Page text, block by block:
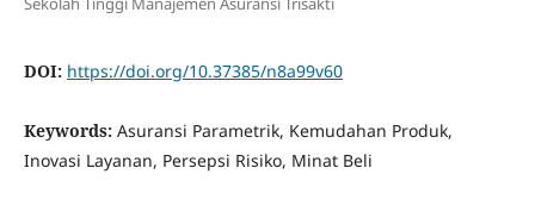
DOI: https://doi.org/10.37385/n8a99v60
Keywords: Asuransi Parametrik, Kemudahan Produk,
Inovasi Layanan, Persepsi Risiko, Minat Beli